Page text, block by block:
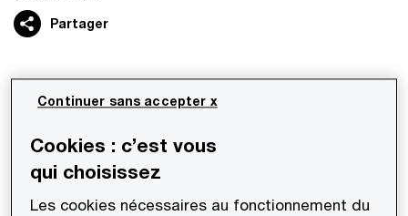
Partager
Les équipes Deals de PwC Société d’Avocats
compte d’Eurazeo Infrastructure Partners
dans le cadre du LBO mené sur 2B services
Innovation :
Cookies : c’est vous
qui choisissez
Les cookies nécessaires au fonctionnement du
Continuer sans accepter x